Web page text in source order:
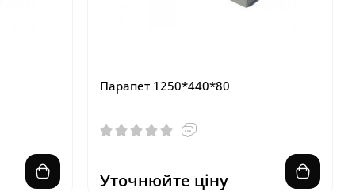
Парапет 1250*440*80
Уточнюйте ціну